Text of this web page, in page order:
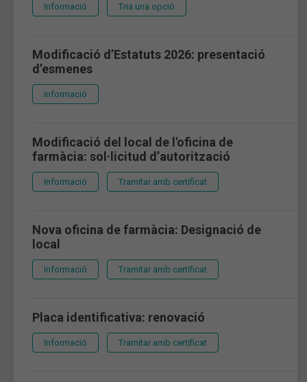
Informació Tria una opció
Modificació d’Estatuts 2026: presentació
d’esmenes
Informació
Modificació del local de l'oficina de
farmàcia: sol·licitud d’autorització
Informació Tramitar amb certificat
Nova oficina de farmàcia: Designació de
local
Informació Tramitar amb certificat
Placa identificativa: renovació
Informació Tramitar amb certificat